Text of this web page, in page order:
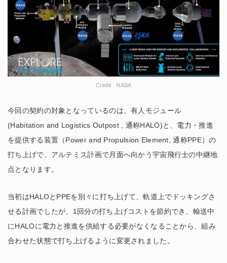
Credit : NASA
今回の契約の対象となっているのは、有人モジュール
(Habitation and Logistics Outpost , 通称HALO)と、電力・推進
を提供する装置（Power and Propulsion Element, 通称PPE）の
打ち上げで、アルテミス計画で月面へ向かう宇宙飛行士の中継地
点となります。
当初はHALOとPPEを別々に打ち上げて、軌道上でドッキングさ
せる計画でしたが、1回分の打ち上げコストを節約でき、輸送中
にHALOに電力と推進を供給する必要がなくなることから、組み
合わせた状態で打ち上げるように変更されました。